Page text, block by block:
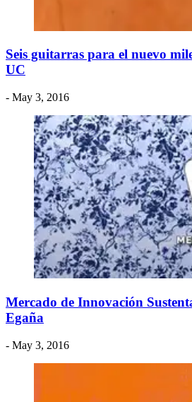
Seis guitarras para el nuevo
UC
- May 3, 2016
Mercado de Innovación
Egaña
- May 3, 2016